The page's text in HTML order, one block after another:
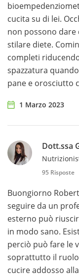
cucita su di lei.
non possono dare
stilare diete.
completi
spazzatura
pane e orosciutto
1 Marzo 2023
Dott.ssa
95 Risposte
Buongiorno
seguire da un
esterno può
in modo sano.
perciò può fare le
soprattutto il
cucire addosso